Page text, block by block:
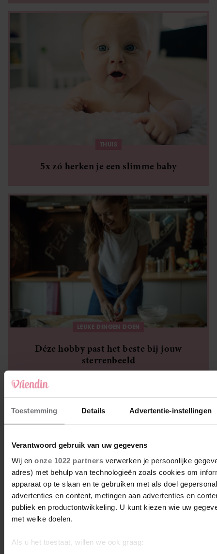
Toestemming Details Advertentie-instellingen
Verantwoord gebruik van uw gegevens
Wij en onze 1022 partnersverwerken je persoonlijke
adres) met behulp van technologieën zoals cookies om
apparaat op te slaan en te gebruiken met als doel
advertenties en content, metingen aan advertenties en
publiek en productontwikkeling. U kunt kiezen wie uw
met welke doelen.
Als u het toestaat, willen we ook graag:
THUIS
5x zó herken je een slimme baby
LEUKE DINGEN DOEN
Déze hobby past het beste bij jouw
sterrenbeeld
Weekhoroscoop: Maagd heeft romantische